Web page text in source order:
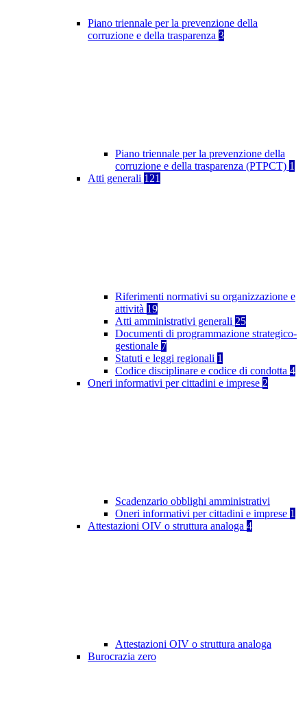
Piano triennale per la prevenzione della
corruzione e della trasparenza 3
Piano triennale per la prevenzione della
corruzione e della trasparenza (PTPCT) 1
Atti generali 121
Riferimenti normativi su organizzazione e
attività 19
Atti amministrativi generali 25
Documenti di programmazione strategico-
gestionale 7
Statuti e leggi regionali 1
Codice disciplinare e codice di condotta 4
Oneri informativi per cittadini e imprese 2
Scadenzario obblighi amministrativi
Oneri informativi per cittadini e imprese 1
Attestazioni OIV o struttura analoga 4
Attestazioni OIV o struttura analoga
Burocrazia zero